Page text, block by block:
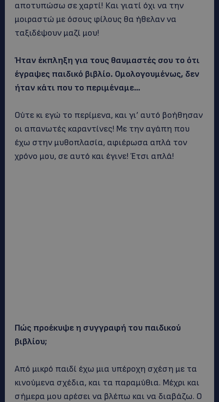
αποτυπώσω σε χαρτί! Και γιατί όχι να την
μοιραστώ με όσους φίλους θα ήθελαν να
ταξιδέψουν μαζί μου!
Ήταν έκπληξη για τους θαυμαστές σου το ότι
έγραψες παιδικό βιβλίο. Ομολογουμένως, δεν
ήταν κάτι που το περιμέναμε…
Ούτε κι εγώ το περίμενα, και γι’ αυτό βοήθησαν
οι απανωτές καραντίνες! Με την αγάπη που
έχω στην μυθοπλασία, αφιέρωσα απλά τον
χρόνο μου, σε αυτό και έγινε! Έτσι απλά!
Πώς προέκυψε η συγγραφή του παιδικού
βιβλίου;
Από μικρό παιδί έχω μια υπέροχη σχέση με τα
κινούμενα σχέδια, και τα παραμύθια. Μέχρι και
σήμερα μου αρέσει να βλέπω και να διαβάζω. Ο